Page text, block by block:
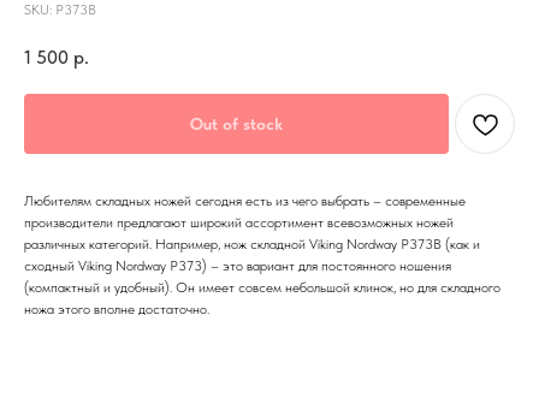
SKU: P373B
1 500 р.
Out of stock
Любителям складных ножей сегодня есть из чего выбрать – современные
производители предлагают широкий ассортимент всевозможных ножей
различных категорий. Например, нож складной Viking Nordway P373B (как и
сходный Viking Nordway P373) – это вариант для постоянного ношения
(компактный и удобный). Он имеет совсем небольшой клинок, но для складного
ножа этого вполне достаточно.